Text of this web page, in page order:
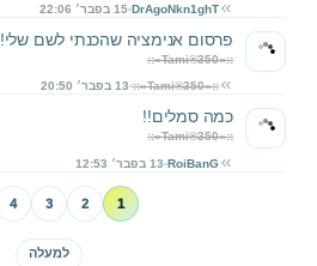
DrAgoNkn1ghT 15 בפבר׳ 22:06
פרסום אנימציה שהכנתי לשם שלי!
::»Tami®350«::
::»Tami®350«:: 13 בפבר׳ 20:50
כמה סמלים!!
::»Tami®350«::
RoiBanG 13 בפבר׳ 12:53
1
2
3
4
למעלה